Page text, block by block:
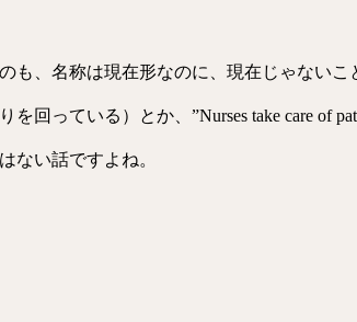
、名称は現在形なのに、現在じゃないこ
回っている）とか、”Nurses take care of
ない話ですよね。